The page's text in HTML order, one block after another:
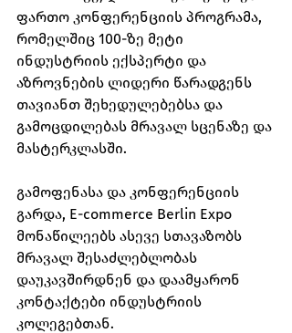
ფართო კონფერენციის პროგრამა,
რომელშიც 100-ზე მეტი
ინდუსტრიის ექსპერტი და
აზროვნების ლიდერი წარადგენს
თავიანთ შეხედულებებსა და
გამოცდილებას მრავალ სცენაზე და
მასტერკლასში.
გამოფენასა და კონფერენციის
გარდა, E-commerce Berlin Expo
მონაწილეებს ასევე სთავაზობს
მრავალ შესაძლებლობას
დაუკავშირდნენ და დაამყარონ
კონტაქტები ინდუსტრიის
კოლეგებთან.